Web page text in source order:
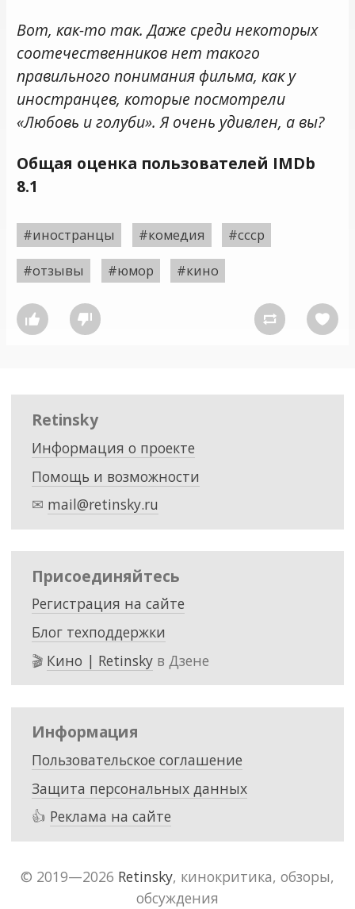
Вот, как-то так. Даже среди некоторых
соотечественников нет такого
правильного понимания фильма, как у
иностранцев, которые посмотрели
«Любовь и голуби». Я очень удивлен, а вы?
Общая оценка пользователей IMDb
8.1
#иностранцы #комедия
#ссср
#отзывы
#юмор #кино
   
Retinsky
Информация о проекте
Помощь и возможности
✉ mail@retinsky.ru
Присоединяйтесь
Регистрация на сайте
Блог техподдержки
🎬 Кино | Retinskyв Дзене
Информация
Пользовательское соглашение
Защита персональных данных
👍 Реклама на сайте
© 2019—2026 Retinsky, кинокритика, обзоры,
обсуждения